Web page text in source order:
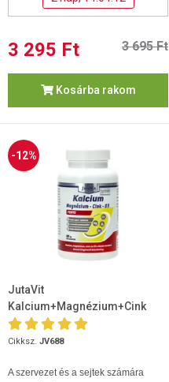
3 295 Ft 3 695 Ft
Kosárba rakom
-12%
JutaVit
Kalcium+Magnézium+Cink
Forte 90 db
Cikksz. JV688
A szervezet és a sejtek számára